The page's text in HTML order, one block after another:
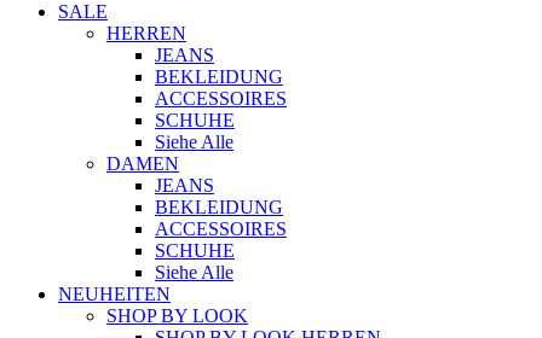
SALE
HERREN
JEANS
BEKLEIDUNG
ACCESSOIRES
SCHUHE
Siehe Alle
DAMEN
JEANS
BEKLEIDUNG
ACCESSOIRES
SCHUHE
Siehe Alle
NEUHEITEN
SHOP BY LOOK